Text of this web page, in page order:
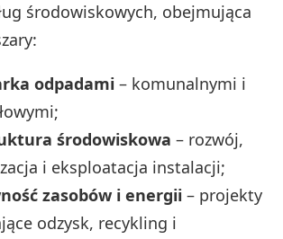
środowiskowych, obejmująca
odpadami – komunalnymi i
środowiskowa – rozwój,
i eksploatacja instalacji;
zasobów i energii – projekty
odzysk, recykling i